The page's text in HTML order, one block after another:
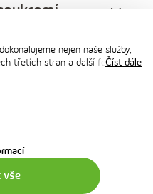
nejen naše služby,
třetích stran a další formy
změnit v zápatí stránky v
tom, jak se soubory cookies a
uplatnění vašich práv,
Číst dále
o
vše